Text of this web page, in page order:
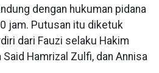
dengan hukuman pidana
jam. Putusan itu diketuk
dari Fauzi selaku Hakim
Hamrizal Zulfi, dan Annisa